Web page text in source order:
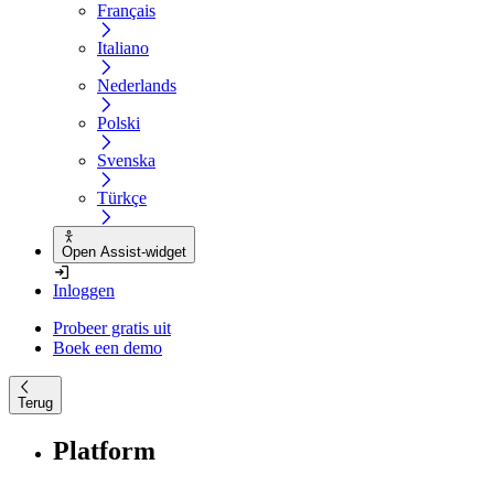
Français
Italiano
Nederlands
Polski
Svenska
Türkçe
Open Assist-widget
Inloggen
Probeer gratis uit
Boek een demo
Terug
Platform